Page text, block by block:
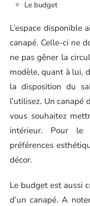
Le budget
L’espace
canapé. Celle-ci ne
ne pas gêner la
modèle, quant à lui,
la disposition du
l’utilisez. Un canapé
vous souhaitez
intérieur. Pour
préférences
décor.
Le budget est aussi
d’un canapé. A